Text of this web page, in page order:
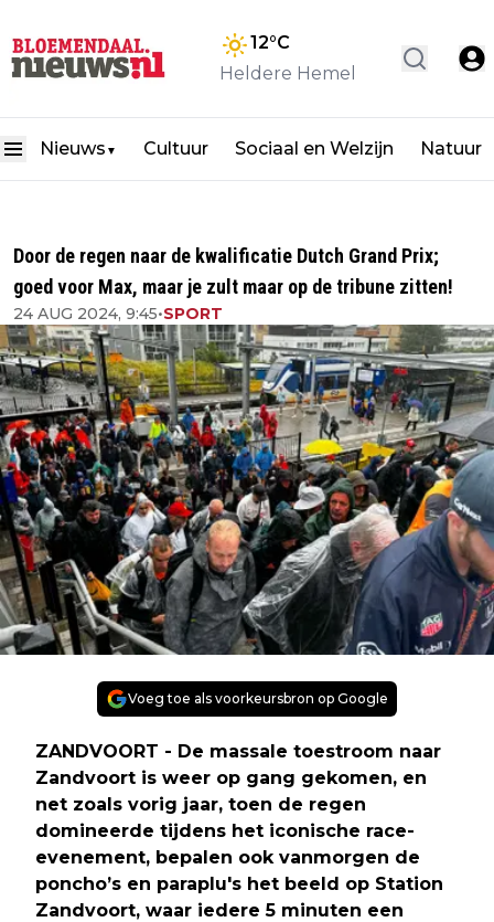
12°C
Heldere Hemel
Nieuws ▼ Cultuur Sociaal en Welzijn Natuur
Door de regen naar de kwalificatie Dutch Grand Prix;
goed voor Max, maar je zult maar op de tribune zitten!
24 AUG 2024, 9:45•SPORT
Voeg toe als voorkeursbron op Google
ZANDVOORT - De massale toestroom naar
Zandvoort is weer op gang gekomen, en
net zoals vorig jaar, toen de regen
domineerde tijdens het iconische race-
evenement, bepalen ook vanmorgen de
poncho’s en paraplu's het beeld op Station
Zandvoort, waar iedere 5 minuten een